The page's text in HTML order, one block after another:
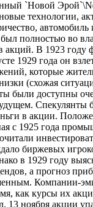
`Новой
технологии,
полностью во
акций. В 1923 году
1929 года он
которые
(схожая
были доступны
Спекулянты
в акции.
с 1925 года
биржевых
в 1929 году
а прогноз
Компании-
как курсы их
13 ноября акции